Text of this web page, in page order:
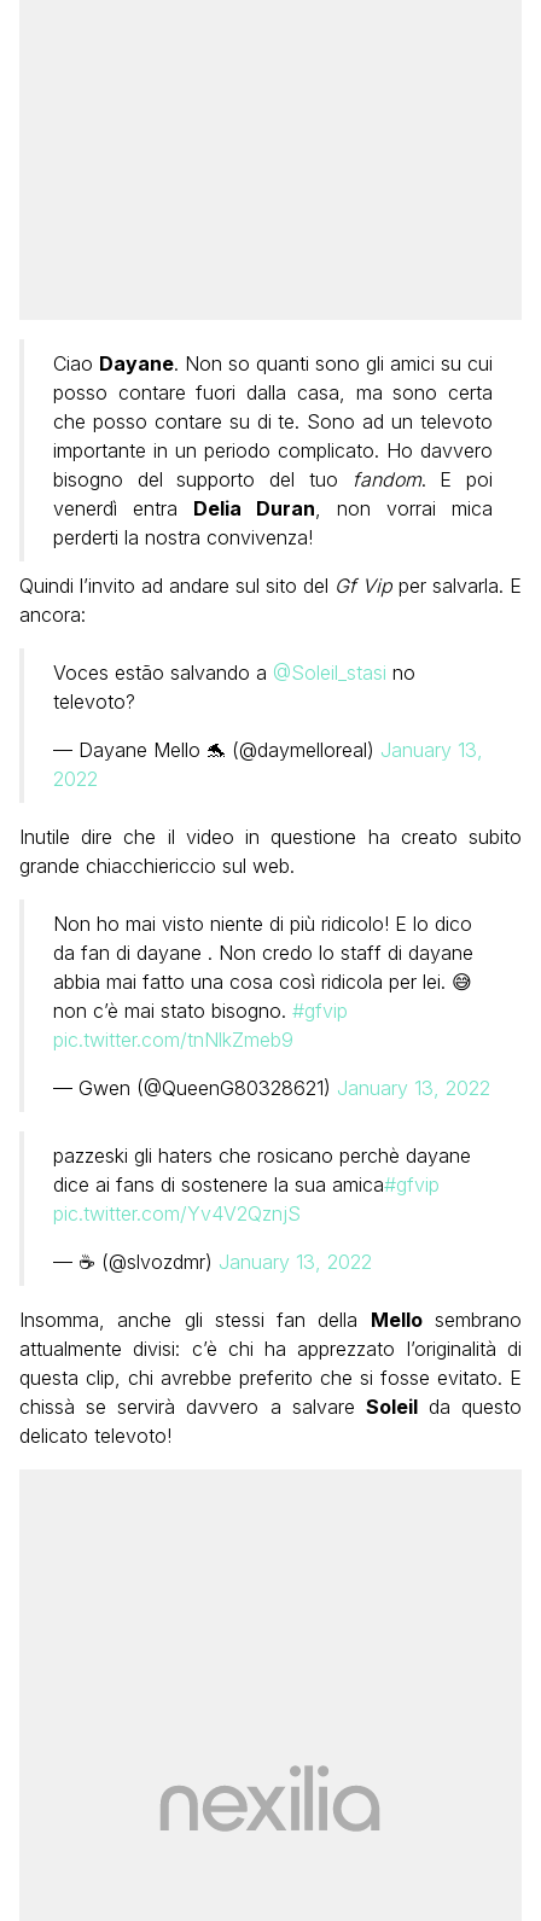
Ciao Dayane. Non so quanti sono gli amici su cui
posso contare fuori dalla casa, ma sono certa
che posso contare su di te. Sono ad un televoto
importante in un periodo complicato. Ho davvero
bisogno del supporto del tuo
fandom. E poi
venerdì entra Delia Duran, non vorrai mica
perderti la nostra convivenza!
Quindi l’invito ad andare sul sito del Gf Vip per salvarla. E
ancora:
Voces estão salvando a @Soleil_stasi no
televoto?
— Dayane Mello 🐬 (@daymelloreal) January 13,
2022
Inutile dire che il video in questione ha creato subito
grande chiacchiericcio sul web.
Non ho mai visto niente di più ridicolo! E lo dico
da fan di dayane . Non credo lo staff di dayane
abbia mai fatto una cosa così ridicola per lei. 😅
non c’è mai stato bisogno. #gfvip
pic.twitter.com/tnNlkZmeb9
— Gwen (@QueenG80328621) January 13, 2022
pazzeski gli haters che rosicano perchè dayane
dice ai fans di sostenere la sua amica#gfvip
pic.twitter.com/Yv4V2QznjS
— ☕️ (@slvozdmr) January 13, 2022
Insomma, anche gli stessi fan della Mellosembrano
attualmente divisi: c’è chi ha apprezzato l’originalità di
questa clip, chi avrebbe preferito che si fosse evitato. E
chissà se servirà davvero a salvare Soleilda questo
delicato televoto!